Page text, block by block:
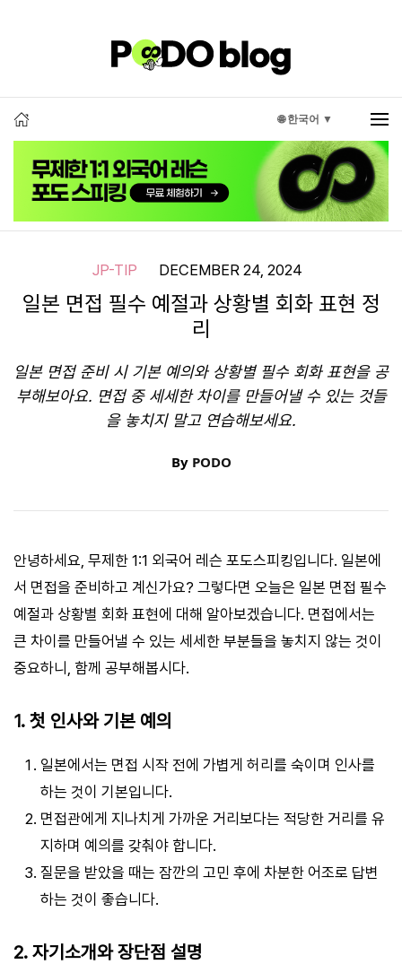
🌐 한국어 ▼
JP-TIP DECEMBER 24, 2024
일본 면접 필수 예절과 상황별 회화 표현 정
리
일본 면접 준비 시 기본 예의와 상황별 필수 회화 표현을 공
부해보아요. 면접 중 세세한 차이를 만들어낼 수 있는 것들
을 놓치지 말고 연습해보세요.
By PODO
안녕하세요, 무제한 1:1 외국어 레슨 포도스피킹입니다. 일본에
서 면접을 준비하고 계신가요? 그렇다면 오늘은 일본 면접 필수
예절과 상황별 회화 표현에 대해 알아보겠습니다. 면접에서는
큰 차이를 만들어낼 수 있는 세세한 부분들을 놓치지 않는 것이
중요하니, 함께 공부해봅시다.
1. 첫 인사와 기본 예의
일본에서는 면접 시작 전에 가볍게 허리를 숙이며 인사를
하는 것이 기본입니다.
면접관에게 지나치게 가까운 거리보다는 적당한 거리를 유
지하며 예의를 갖춰야 합니다.
질문을 받았을 때는 잠깐의 고민 후에 차분한 어조로 답변
하는 것이 좋습니다.
2. 자기소개와 장단점 설명